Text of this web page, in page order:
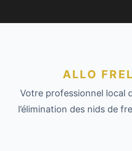
ALLO
Votre professionnel local
l’élimination des nids de